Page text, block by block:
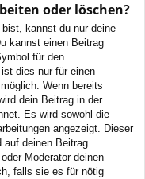
oder löschen?
kannst du nur deine
kannst einen Beitrag
für den
dies nur für einen
Wenn bereits
dein Beitrag in der
Es wird sowohl die
angezeigt. Dieser
auf deinen Beitrag
Moderator deinen
falls sie es für nötig